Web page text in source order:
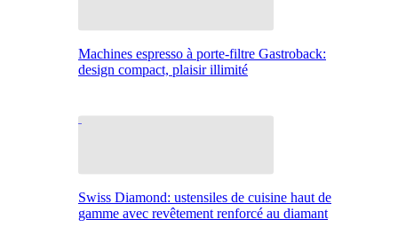
Machines espresso à porte-filtre Gastroback:
design compact, plaisir illimité
Swiss Diamond: ustensiles de cuisine haut de
gamme avec revêtement renforcé au diamant